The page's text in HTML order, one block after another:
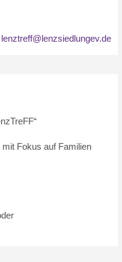
lenztreff@lenzsiedlungev.de
mit Fokus auf Familien